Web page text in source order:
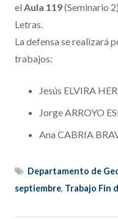
el Aula 119(Seminario
Letras.
La defensa se realizará
trabajos:
Jesús ELVIRA
Jorge ARROYO
Ana CABRIA
Departamento de
septiembre, Trabajo Fin